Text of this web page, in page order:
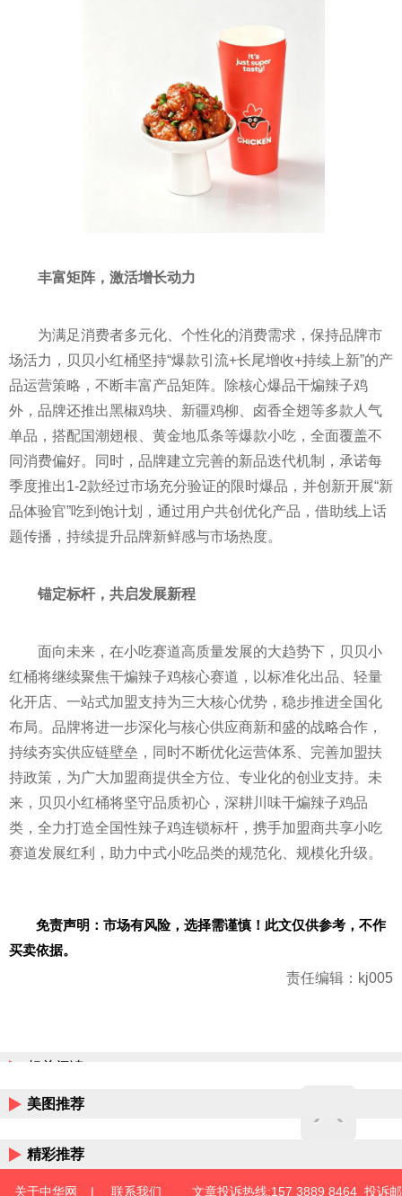
丰富矩阵，激活增长动力
为满足消费者多元化、个性化的消费需求，保持品牌市
场活力，贝贝小红桶坚持“爆款引流+长尾增收+持续上新”的产
品运营策略，不断丰富产品矩阵。除核心爆品干煸辣子鸡
外，品牌还推出黑椒鸡块、新疆鸡柳、卤香全翅等多款人气
单品，搭配国潮翅根、黄金地瓜条等爆款小吃，全面覆盖不
同消费偏好。同时，品牌建立完善的新品迭代机制，承诺每
季度推出1-2款经过市场充分验证的限时爆品，并创新开展“新
品体验官”吃到饱计划，通过用户共创优化产品，借助线上话
题传播，持续提升品牌新鲜感与市场热度。
锚定标杆，共启发展新程
面向未来，在小吃赛道高质量发展的大趋势下，贝贝小
红桶将继续聚焦干煸辣子鸡核心赛道，以标准化出品、轻量
化开店、一站式加盟支持为三大核心优势，稳步推进全国化
布局。品牌将进一步深化与核心供应商新和盛的战略合作，
持续夯实供应链壁垒，同时不断优化运营体系、完善加盟扶
持政策，为广大加盟商提供全方位、专业化的创业支持。未
来，贝贝小红桶将坚守品质初心，深耕川味干煸辣子鸡品
类，全力打造全国性辣子鸡连锁标杆，携手加盟商共享小吃
赛道发展红利，助力中式小吃品类的规范化、规模化升级。
免责声明：市场有风险，选择需谨慎！此文仅供参考，不作
买卖依据。
责任编辑：kj005
相关阅读
美图推荐
精彩推荐
关于中华网 | 联系我们 文章投诉热线:157 3889 8464 投诉邮